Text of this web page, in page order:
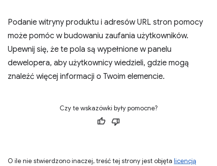
Podanie witryny produktu i adresów URL stron pomocy
może pomóc w budowaniu zaufania użytkowników.
Upewnij się, że te pola są wypełnione w panelu
dewelopera, aby użytkownicy wiedzieli, gdzie mogą
znaleźć więcej informacji o Twoim elemencie.
Czy te wskazówki były pomocne?
O ile nie stwierdzono inaczej, treść tej strony jest objęta licencją